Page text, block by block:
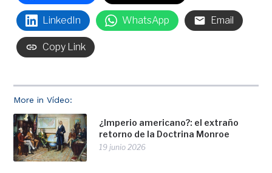
More in Vídeo:
¿Imperio americano?: el extraño
retorno de la Doctrina Monroe
19 junio 2026
LinkedIn WhatsApp Email
Copy Link